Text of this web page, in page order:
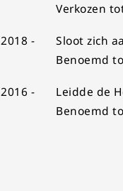
Verkozen
2018 -
Sloot zich
Benoemd
2016 -
Leidde de
Benoemd